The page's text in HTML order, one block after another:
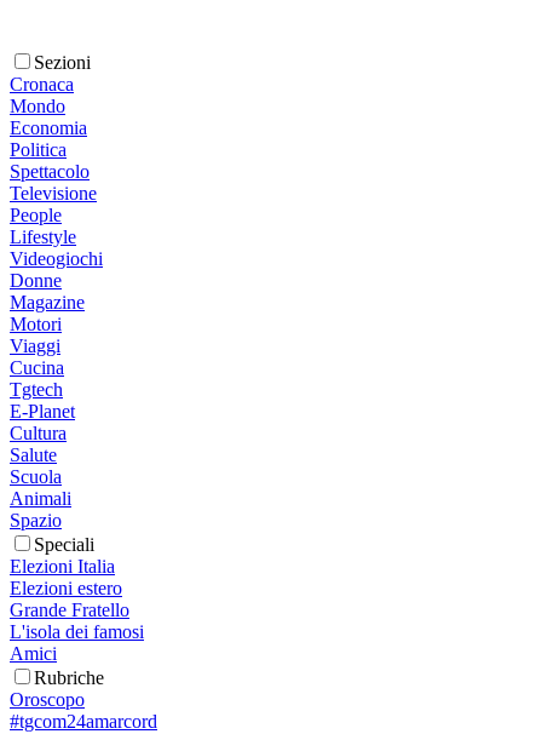
Sezioni
Cronaca
Mondo
Economia
Politica
Spettacolo
Televisione
People
Lifestyle
Videogiochi
Donne
Magazine
Motori
Viaggi
Cucina
Tgtech
E-Planet
Cultura
Salute
Scuola
Animali
Spazio
Speciali
Elezioni Italia
Elezioni estero
Grande Fratello
L'isola dei famosi
Amici
Rubriche
Oroscopo
#tgcom24amarcord